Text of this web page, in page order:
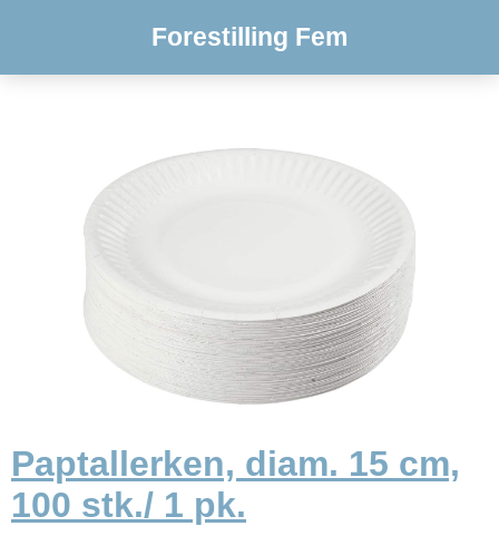
Forestilling Fem
Paptallerken, diam. 15 cm,
100 stk./ 1 pk.